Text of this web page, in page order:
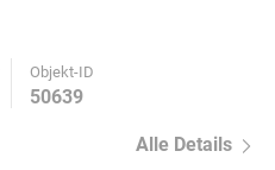
Objekt-ID
50639
Alle Details